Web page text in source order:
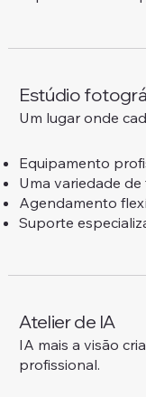
Estúdio
Um lugar onde
Equipamento
Uma variedade
Agendamento
Suporte
Atelier de IA
IA mais a visão
profissional.